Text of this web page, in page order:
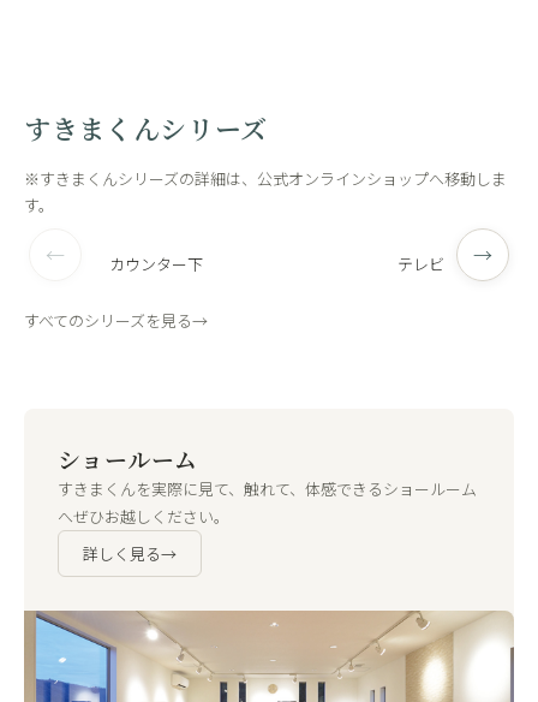
すきまくんシリーズ
すべてのシリーズを見る→
※すきまくんシリーズの詳細は、公式オンラインショップへ移動しま
す。
← カウンター下 テレビ →
ショールーム
すきまくんを実際に見て、触れて、体感できるショールーム
へぜひお越しください。
詳しく見る→